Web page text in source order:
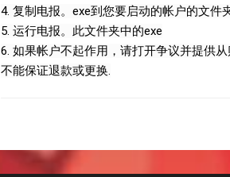
4. 复制电报。exe到您要启动的帐户的文件
5. 运行电报。此文件夹中的exe
6. 如果帐户不起作用，请打开争议并提供
不能保证退款或更换.